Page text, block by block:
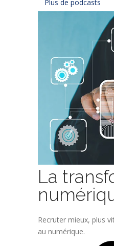
Plus de podcasts
La
Recruter mieux, plus
au numérique.